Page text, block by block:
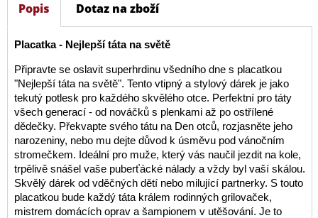
Popis Dotaz na zboží
Placatka - Nejlepší táta na světě
Připravte se oslavit superhrdinu všedního dne s placatkou
"Nejlepší táta na světě". Tento vtipný a stylový dárek je jako
tekutý potlesk pro každého skvělého otce. Perfektní pro táty
všech generací - od nováčků s plenkami až po ostřílené
dědečky. Překvapte svého tátu na Den otců, rozjasněte jeho
narozeniny, nebo mu dejte důvod k úsměvu pod vánočním
stromečkem. Ideální pro muže, který vás naučil jezdit na kole,
trpělivě snášel vaše puberťácké nálady a vždy byl vaší skálou.
Skvělý dárek od vděčných dětí nebo milující partnerky. S touto
placatkou bude každý táta králem rodinných grilovaček,
mistrem domácích oprav a šampionem v utěšování. Je to